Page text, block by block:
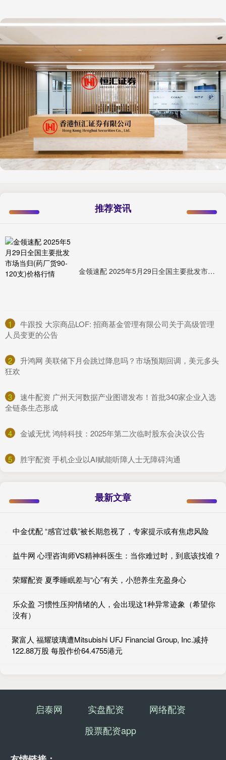
推荐资讯
金领速配 2025年5月29日全国主要批发市场当归(药厂货90-120支)价格行情
1
​牛跟投 大宗商品LOF: 招商基金管理有限公司关于高级管理
人员变更的公告
2
​升鸿网 美联储下月会跳过降息吗？市场预期回调，美元多头
狂欢
3
​速牛配资 广州天河数据产业图谱发布！首批340家企业入选
全链条生态形成
4 ​金诚无忧 鸿特科技：2025年第二次临时股东会决议公告
5 ​胜宇配资 手机企业以AI赋能听障人士无障碍沟通
最新文章
中金优配 “感官过载”被长期忽视了，专家提示或有焦虑风险
益牛网 心理咨询师VS精神科医生：当你难过时，到底该找谁？
荣耀配资 夏季睡眠差与“心”有关，小憩养生充盈身心
乐众盈 习惯性压抑情绪的人，会出现这1种异常迹象（希望你
没有）
聚富人 福耀玻璃遭Mitsubishi UFJ Financial Group, Inc.减持
122.88万股 每股作价64.4755港元
启泰网 实盘配资
网络配资
股票配资app